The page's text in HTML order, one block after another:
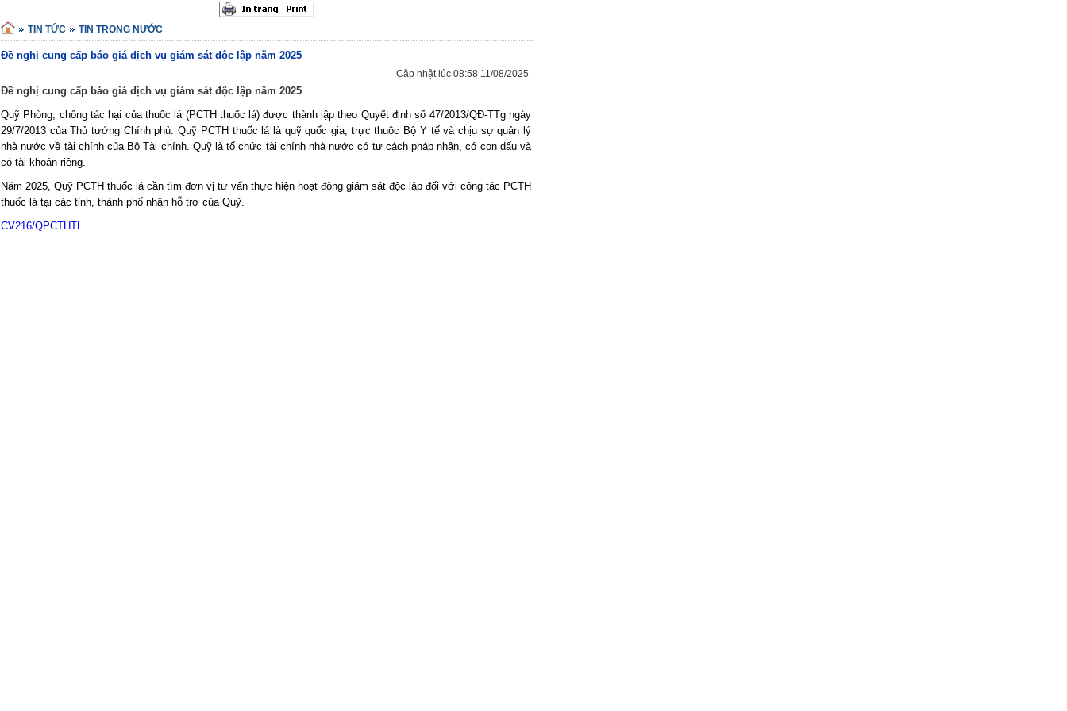
TIN TỨC TIN TRONG NƯỚC
Đề nghị cung cấp báo giá dịch vụ giám sát độc lập năm 2025
Cập nhật lúc 08:58 11/08/2025
Đề nghị cung cấp báo giá dịch vụ giám sát độc lập năm 2025
Quỹ Phòng, chống tác hại của thuốc lá (PCTH thuốc lá) được thành lập theo Quyết định số 47/2013/QĐ-TTg ngày
29/7/2013 của Thủ tướng Chính phủ. Quỹ PCTH thuốc lá là quỹ quốc gia, trực thuộc Bộ Y tế và chịu sự quản lý
nhà nước về tài chính của Bộ Tài chính. Quỹ là tổ chức tài chính nhà nước có tư cách pháp nhân, có con dấu và
có tài khoản riêng.
Năm 2025, Quỹ PCTH thuốc lá cần tìm đơn vị tư vấn thực hiện hoạt động giám sát độc lập đối với công tác PCTH
thuốc lá tại các tỉnh, thành phố nhận hỗ trợ của Quỹ.
CV216/QPCTHTL